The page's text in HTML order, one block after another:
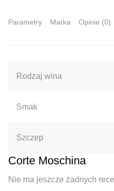
Parametry Marka Opinie (0)
Rodzaj wina
Smak
Szczep
Corte Moschina
Nie ma jeszcze żadnych